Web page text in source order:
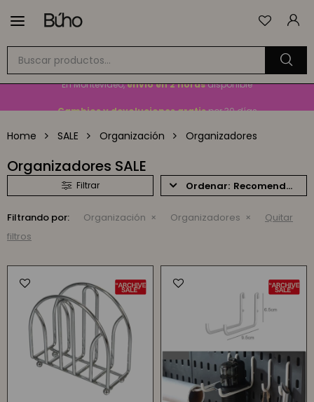

EnvíoGRATISa todo el país en compras mayores a$1.500
Home SALE Organización Organizadores
Organizadores SALE
Recomendados
Filtrando por: Organización Organizadores
Quitar
filtros